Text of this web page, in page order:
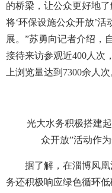
的桥梁，让公众更好地
将‘环保设施公众开放’
展。”苏勇向记者介绍，
接待来访参观近400人次
上浏览量达到7300余人次
光大水务积极搭建起
众开放”活动作
据了解，在淄博凤凰
务还积极响应绿色循环